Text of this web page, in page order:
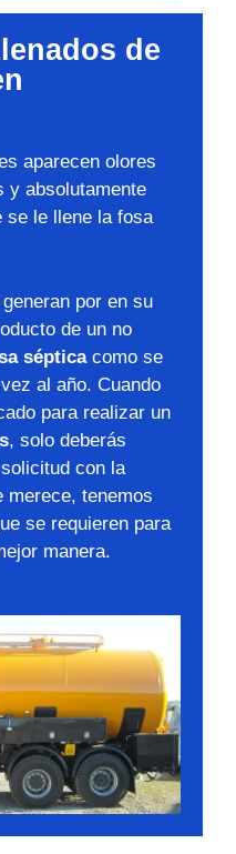
de
aparecen olores
y absolutamente
se le llene la fosa
por en su
de un no
sépticacomo se
al año. Cuando
para realizar un
, solo deberás
con la
merece, tenemos
se requieren para
manera.